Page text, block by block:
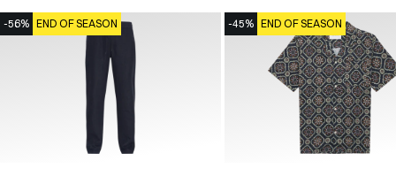
-56% END OF SEASON -45% END OF SEASON